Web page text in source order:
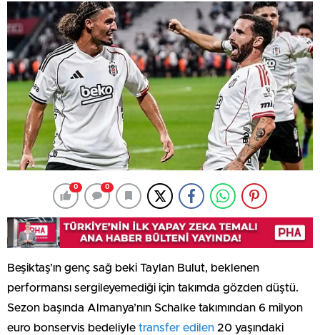
0 0
Beşiktaş’ın genç sağ beki Taylan Bulut, beklenen
performansı sergileyemediği için takımda gözden düştü.
Sezon başında Almanya’nın Schalke takımından 6 milyon
euro bonservis bedeliyle transfer edilen 20 yaşındaki